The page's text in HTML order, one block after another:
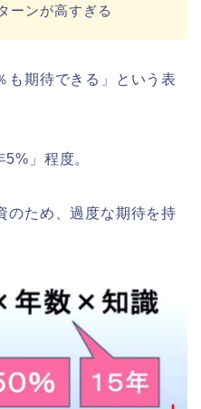
ーンが高すぎる
も期待できる」という表
」程度。
のため、過度な期待を持